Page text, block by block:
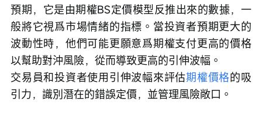
預期，它是由期權BS定價模型反推出來的數據，一
般將它視爲市場情緒的指標。當投資者預期更大的
波動性時，他們可能更願意爲期權支付更高的價格
以幫助對沖風險，從而導致更高的引伸波幅。
交易員和投資者使用引伸波幅來評估期權價格的吸
引力，識別潛在的錯誤定價，並管理風險敞口。